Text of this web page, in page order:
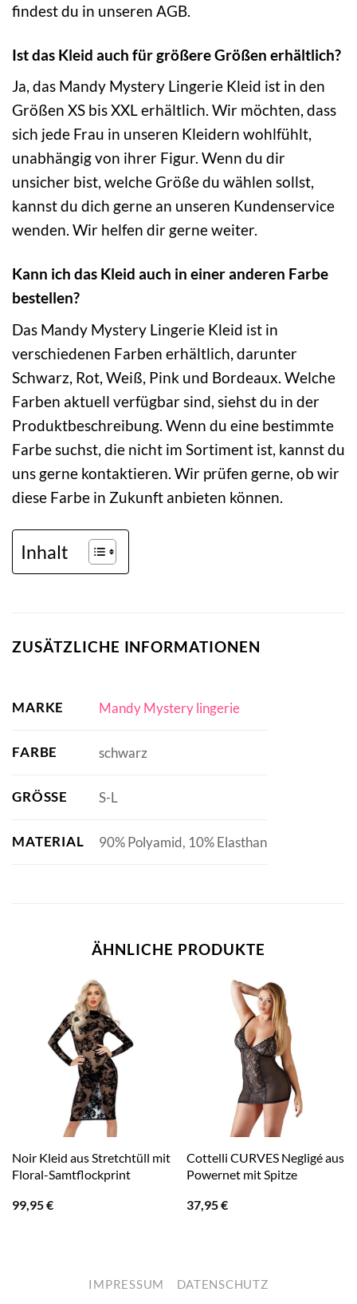
findest du in unseren AGB.
Ist das Kleid auch für größere Größen erhältlich?
Ja, das Mandy Mystery Lingerie Kleid ist in den
Größen XS bis XXL erhältlich. Wir möchten, dass
sich jede Frau in unseren Kleidern wohlfühlt,
unabhängig von ihrer Figur. Wenn du dir
unsicher bist, welche Größe du wählen sollst,
kannst du dich gerne an unseren Kundenservice
wenden. Wir helfen dir gerne weiter.
Kann ich das Kleid auch in einer anderen Farbe
bestellen?
Das Mandy Mystery Lingerie Kleid ist in
verschiedenen Farben erhältlich, darunter
Schwarz, Rot, Weiß, Pink und Bordeaux. Welche
Farben aktuell verfügbar sind, siehst du in der
Produktbeschreibung. Wenn du eine bestimmte
Farbe suchst, die nicht im Sortiment ist, kannst du
uns gerne kontaktieren. Wir prüfen gerne, ob wir
diese Farbe in Zukunft anbieten können.
Inhalt
ZUSÄTZLICHE INFORMATIONEN
MARKE Mandy Mystery lingerie
FARBE schwarz
GRÖSSE S-L
MATERIAL 90% Polyamid, 10% Elasthan
ÄHNLICHE PRODUKTE
Noir Kleid aus Stretchtüll mit
Floral-Samtflockprint
99,95€
Cottelli CURVES Negligé aus
Powernet mit Spitze
37,95€
IMPRESSUM DATENSCHUTZ